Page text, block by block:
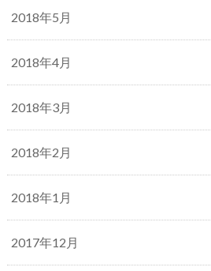
2018年5月
2018年4月
2018年3月
2018年2月
2018年1月
2017年12月